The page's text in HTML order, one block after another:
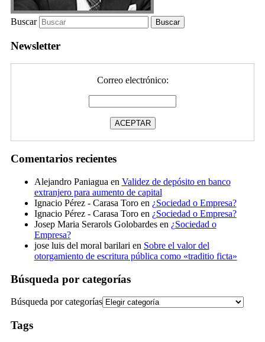
Buscar
Newsletter
Correo electrónico:
Comentarios recientes
Alejandro Paniagua en Validez de depósito en banco
extranjero para aumento de capital
Ignacio Pérez - Carasa Toroen ¿Sociedad o Empresa?
Ignacio Pérez - Carasa Toroen ¿Sociedad o Empresa?
Josep Maria Serarols Golobardesen ¿Sociedad o
Empresa?
jose luis del moral barilari en Sobre el valor del
otorgamiento de escritura pública como «traditio ficta»
Búsqueda por categorías
Búsqueda por categorías
Tags